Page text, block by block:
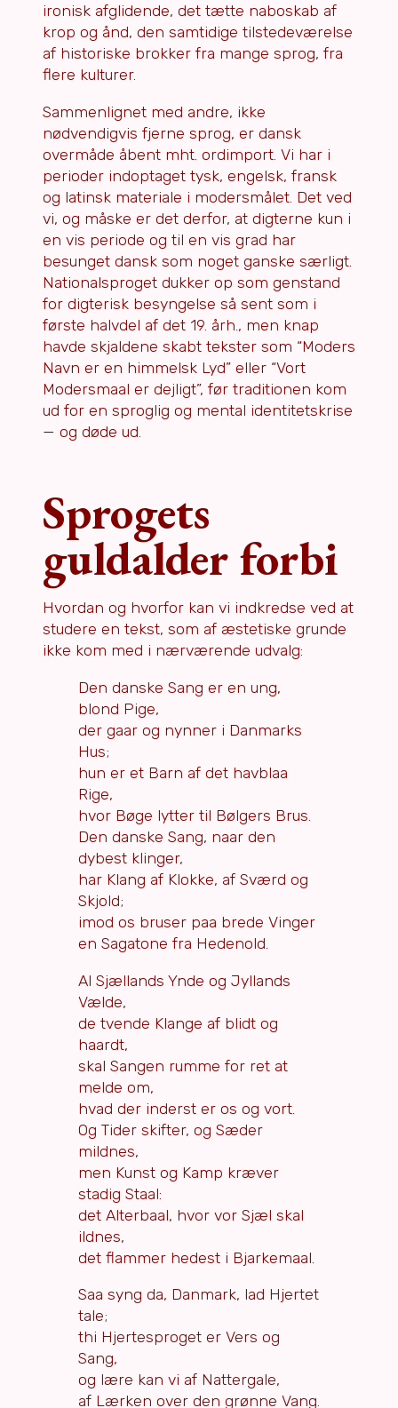
ironisk afglidende, det tætte naboskab af
krop og ånd, den samtidige tilstedeværelse
af historiske brokker fra mange sprog, fra
flere kulturer.
Sammenlignet med andre, ikke
nødvendigvis fjerne sprog, er dansk
overmåde åbent mht. ordimport. Vi har i
perioder indoptaget tysk, engelsk, fransk
og latinsk materiale i modersmålet. Det ved
vi, og måske er det derfor, at digterne kun i
en vis periode og til en vis grad har
besunget dansk som noget ganske særligt.
Nationalsproget dukker op som genstand
for digterisk besyngelse så sent som i
første halvdel af det 19. årh., men knap
havde skjaldene skabt tekster som “Moders
Navn er en himmelsk Lyd” eller “Vort
Modersmaal er dejligt”, før traditionen kom
ud for en sproglig og mental identitetskrise
— og døde ud.
Sprogets
guldalder forbi
Hvordan og hvorfor kan vi indkredse ved at
studere en tekst, som af æstetiske grunde
ikke kom med i nærværende udvalg:
Den danske Sang er en ung,
blond Pige,
der gaar og nynner i Danmarks
Hus;
hun er et Barn af det havblaa
Rige,
hvor Bøge lytter til Bølgers Brus.
Den danske Sang, naar den
dybest klinger,
har Klang af Klokke, af Sværd og
Skjold;
imod os bruser paa brede Vinger
en Sagatone fra Hedenold.
Al Sjællands Ynde og Jyllands
Vælde,
de tvende Klange af blidt og
haardt,
skal Sangen rumme for ret at
melde om,
hvad der inderst er os og vort.
Og Tider skifter, og Sæder
mildnes,
men Kunst og Kamp kræver
stadig Staal:
det Alterbaal, hvor vor Sjæl skal
ildnes,
det flammer hedest i Bjarkemaal.
Saa syng da, Danmark, lad Hjertet
tale;
thi Hjertesproget er Vers og
Sang,
og lære kan vi af Nattergale,
af Lærken over den grønne Vang.